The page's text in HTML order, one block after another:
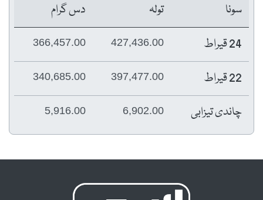
سونا
تولہ
دس گرام
24 قیراط
427,436.00
366,457.00
22 قیراط 397,477.00
340,685.00
چاندی تیزابی 6,902.00
5,916.00